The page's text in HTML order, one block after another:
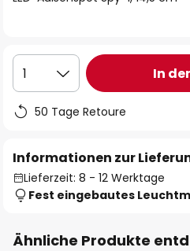
1 In
50 Tage Retoure
Informationen zur
Lieferzeit: 8 - 12 Werktage
Fest eingebautes
Ähnliche Produkte